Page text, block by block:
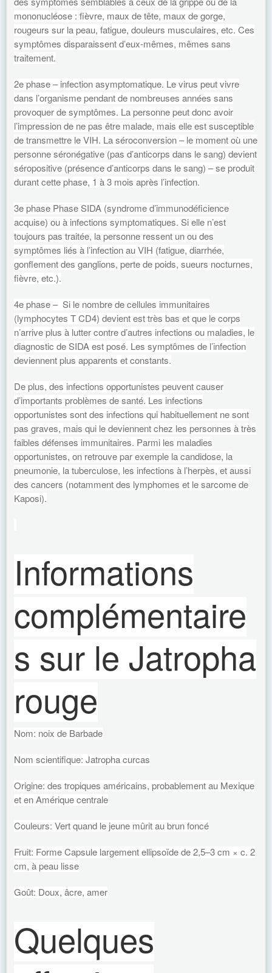
mononucléose : fièvre, maux de tête, maux de gorge,
rougeurs sur la peau, fatigue, douleurs musculaires, etc. Ces
symptômes disparaissent d’eux-mêmes, mêmes sans
traitement.
2e phase – infection asymptomatique. Le virus peut vivre
dans l’organisme pendant de nombreuses années sans
provoquer de symptômes. La personne peut donc avoir
l’impression de ne pas être malade, mais elle est susceptible
de transmettre le VIH. La séroconversion – le moment où une
personne séronégative (pas d’anticorps dans le sang) devient
séropositive (présence d’anticorps dans le sang) – se produit
durant cette phase, 1 à 3 mois après l’infection.
3e phase Phase SIDA (syndrome d’immunodéficience
acquise) ou à infections symptomatiques. Si elle n’est
toujours pas traitée, la personne ressent un ou des
symptômes liés à l’infection au VIH (fatigue, diarrhée,
gonflement des ganglions, perte de poids, sueurs nocturnes,
fièvre, etc.).
4e phase – Si le nombre de cellules immunitaires
(lymphocytes T CD4) devient est très bas et que le corps
n’arrive plus à lutter contre d’autres infections ou maladies, le
diagnostic de SIDA est posé. Les symptômes de l’infection
deviennent plus apparents et constants.
De plus, des infections opportunistes peuvent causer
d’importants problèmes de santé. Les infections
opportunistes sont des infections qui habituellement ne sont
pas graves, mais qui le deviennent chez les personnes à très
faibles défenses immunitaires. Parmi les maladies
opportunistes, on retrouve par exemple la candidose, la
pneumonie, la tuberculose, les infections à l’herpès, et aussi
des cancers (notamment des lymphomes et le sarcome de
Kaposi).
Informations
complémentaire
s sur le Jatropha
rouge
Nom: noix de Barbade
Nom scientifique: Jatropha curcas
Origine: des tropiques américains, probablement au Mexique
et en Amérique centrale
Couleurs: Vert quand le jeune mûrit au brun foncé
Fruit: Forme Capsule largement ellipsoïde de 2,5–3 cm × c. 2
cm, à peau lisse
Goût: Doux, âcre, amer
Quelques